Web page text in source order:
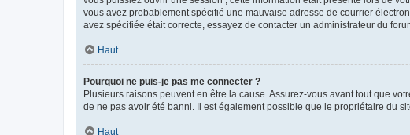
vous avez probablement spécifié une mauvaise adresse de courrier
avez spécifiée était correcte, essayez de contacter un administrateur du
Haut
Pourquoi ne puis-je pas me connecter ?
Plusieurs raisons peuvent en être la cause. Assurez-vous avant tout que
de ne pas avoir été banni. Il est également possible que le propriétaire du
Haut